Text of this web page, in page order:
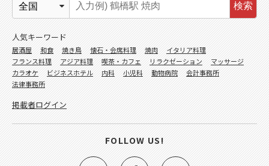
検索
人気キーワード
居酒屋 和食 焼き鳥 懐石・会席料理 焼肉
イタリア料理
フランス料理
アジア料理 喫茶・カフェ リラクゼーション
マッサージ
カラオケ
ビジネスホテル 内科 小児科 動物病院
会計事務所
法律事務所
掲載者ログイン
FOLLOW US!